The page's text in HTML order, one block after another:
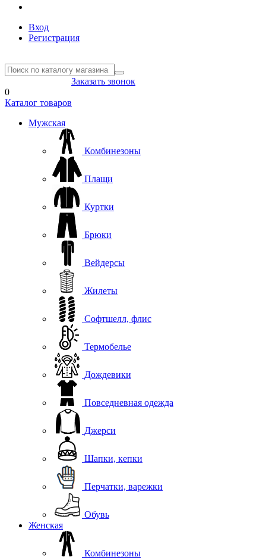
Вход
Регистрация
Заказать звонок
0
Каталог товаров
Мужская
Комбинезоны
Плащи
Куртки
Брюки
Вейдерсы
Жилеты
Софтшелл, флис
Термобелье
Дождевики
Повседневная одежда
Джерси
Шапки, кепки
Перчатки, варежки
Обувь
Женская
Комбинезоны